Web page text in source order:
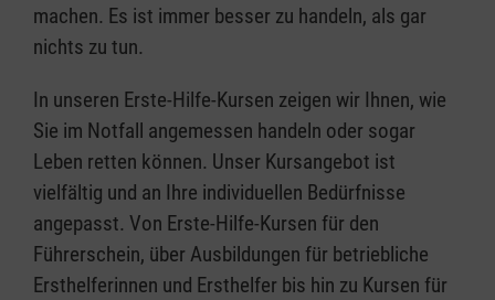
machen. Es ist immer besser zu handeln, als gar
nichts zu tun.
In unseren Erste-Hilfe-Kursen zeigen wir Ihnen, wie
Sie im Notfall angemessen handeln oder sogar
Leben retten können. Unser Kursangebot ist
vielfältig und an Ihre individuellen Bedürfnisse
angepasst. Von Erste-Hilfe-Kursen für den
Führerschein, über Ausbildungen für betriebliche
Ersthelferinnen und Ersthelfer bis hin zu Kursen für